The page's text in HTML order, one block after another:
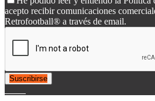
acepto recibir comunicaciones
Retrofootball® a través de email.
Suscribirse